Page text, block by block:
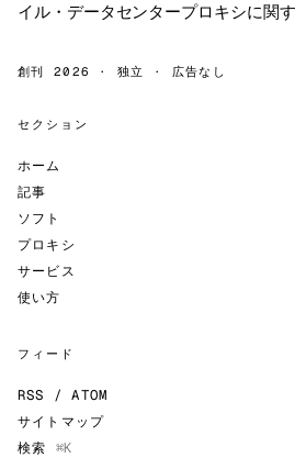
イル・データセンタープロキシに関す
創刊 2026 · 独立 · 広告なし
セクション
ホーム
記事
ソフト
プロキシ
サービス
使い方
フィード
RSS / ATOM
サイトマップ
検索 ⌘K